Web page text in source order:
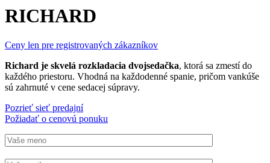
RICHARD
Ceny len pre registrovaných zákazníkov
Richard je skvelá rozkladacia dvojsedačka, ktorá sa zmestí do
každého priestoru. Vhodná na každodenné spanie, pričom vankúše
sú zahrnuté v cene sedacej súpravy.
Pozrieť sieť predajní
Požiadať o cenovú ponuku